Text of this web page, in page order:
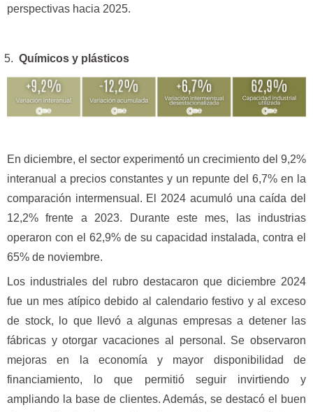
perspectivas hacia 2025.
Químicos y plásticos
En diciembre, el sector experimentó un crecimiento del 9,2%
interanual a precios constantes y un repunte del 6,7% en la
comparación intermensual. El 2024 acumuló una caída del
12,2% frente a 2023. Durante este mes, las industrias
operaron con el 62,9% de su capacidad instalada, contra el
65% de noviembre.
Los industriales del rubro destacaron que diciembre 2024
fue un mes atípico debido al calendario festivo y al exceso
de stock, lo que llevó a algunas empresas a detener las
fábricas y otorgar vacaciones al personal. Se observaron
mejoras en la economía y mayor disponibilidad de
financiamiento, lo que permitió seguir invirtiendo y
ampliando la base de clientes. Además, se destacó el buen